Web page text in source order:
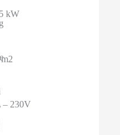
kW
– 230V